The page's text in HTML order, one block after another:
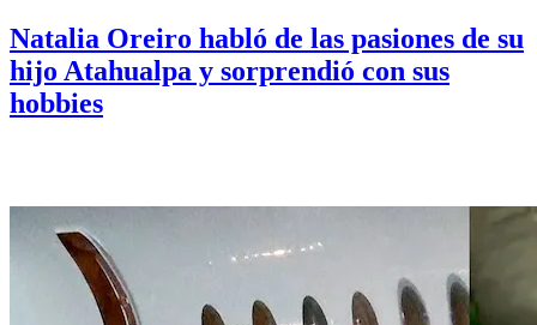
Natalia Oreiro habló de las pasiones de su
hijo Atahualpa y sorprendió con sus
hobbies